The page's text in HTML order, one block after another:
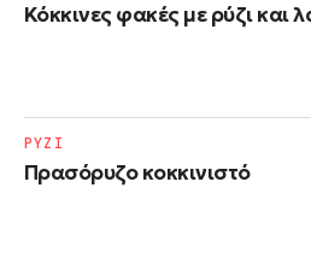
Κόκκινες φακές με ρύζι και
Πρασόρυζο κοκκινιστό
ΡΥΖΙ